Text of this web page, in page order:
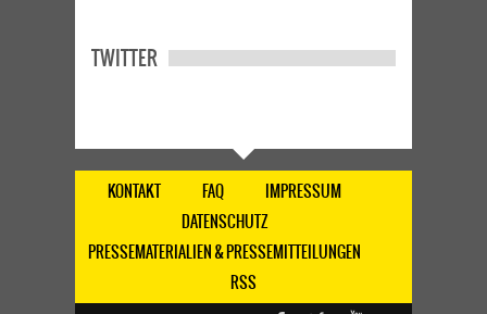
TWITTER
KONTAKT FAQ
IMPRESSUM
DATENSCHUTZ
PRESSEMATERIALIEN & PRESSEMITTEILUNGEN
RSS